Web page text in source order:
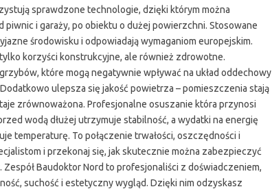
sprawdzone technologie, dzięki którym można
i garaży, po obiektu o dużej powierzchni. Stosowane
środowisku i odpowiadają wymaganiom europejskim.
korzyści konstrukcyjne, ale również zdrowotne.
które mogą negatywnie wpływać na układ oddechowy
ulepsza się jakość powietrza – pomieszczenia stają
zrównoważona. Profesjonalne osuszanie która przynosi
wodą dłużej utrzymuje stabilność, a wydatki na energię
temperaturę. To połączenie trwałości, oszczędności i
i przekonaj się, jak skutecznie można zabezpieczyć
Baudoktor Nord to profesjonaliści z doświadczeniem,
suchość i estetyczny wygląd. Dzięki nim odzyskasz